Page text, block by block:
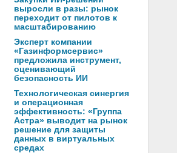
выросли в разы: рынок
переходит от пилотов к
масштабированию
Эксперт компании
«Газинформсервис»
предложила инструмент,
оценивающий
безопасность ИИ
Технологическая синергия
и операционная
эффективность: «Группа
Астра» выводит на рынок
решение для защиты
данных в виртуальных
средах